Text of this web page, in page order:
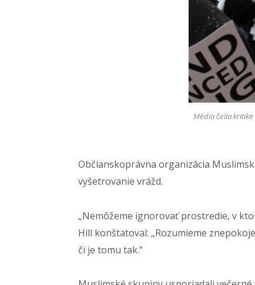
Média čelia
Občianskoprávna organizácia
vyšetrovanie vrážd.
„Nemôžeme ignorovať prostredie, v
Hill konštatoval: „Rozumieme
či je tomu tak.“